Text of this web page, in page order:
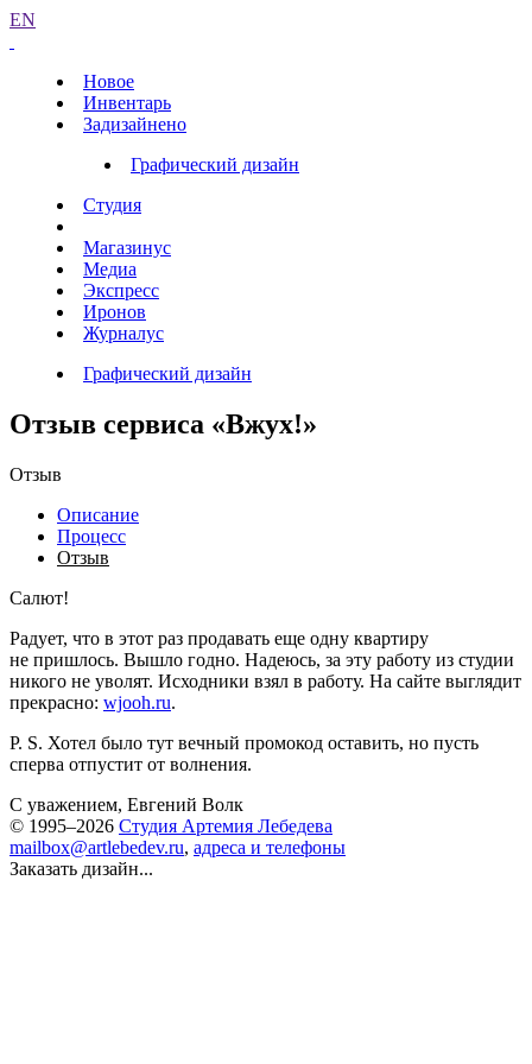
EN
Новое
Инвентарь
Задизайнено
Графический дизайн
Студия
Магазинус
Медиа
Экспресс
Иронов
Журналус
Графический дизайн
Отзыв сервиса «Вжух!»
Отзыв
Описание
Процесс
Отзыв
Салют!
Радует, что в этот раз продавать еще одну квартиру
не пришлось. Вышло годно. Надеюсь, за эту работу из студии
никого не уволят. Исходники взял в работу. На сайте выглядит
прекрасно: wjooh.ru.
P. S. Хотел было тут вечный промокод оставить, но пусть
сперва отпустит от волнения.
С уважением, Евгений Волк
© 1995–2026 Студия Артемия Лебедева
mailbox@artlebedev.ru, адреса и телефоны
Заказать дизайн...